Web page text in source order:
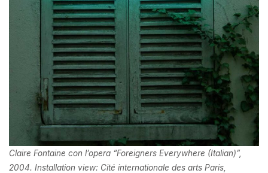
Claire Fontaine con l’opera “Foreigners Everywhere (Italian)”,
2004. Installation view: Cité internationale des arts Paris,